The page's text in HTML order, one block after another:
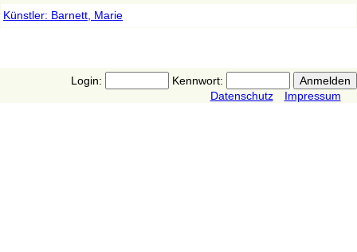
Künstler: Barnett, Marie
Login:
Kennwort:
Datenschutz
Impressum